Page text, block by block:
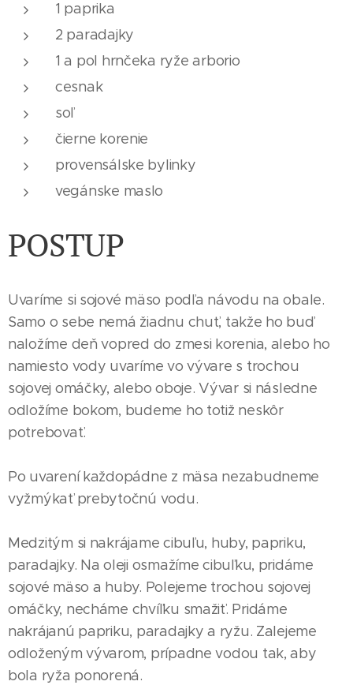
1 paprika
2 paradajky
1 a pol hrnčeka ryže arborio
cesnak
soľ
čierne korenie
provensálske bylinky
vegánske maslo
POSTUP
Uvaríme si sojové mäso podľa návodu na obale.
Samo o sebe nemá žiadnu chuť, takže ho buď
naložíme deň vopred do zmesi korenia, alebo ho
namiesto vody uvaríme vo vývare s trochou
sojovej omáčky, alebo oboje. Vývar si následne
odložíme bokom, budeme ho totiž neskôr
potrebovať.
Po uvarení každopádne z mäsa nezabudneme
vyžmýkať prebytočnú vodu.
Medzitým si nakrájame cibuľu, huby, papriku,
paradajky. Na oleji osmažíme cibuľku, pridáme
sojové mäso a huby. Polejeme trochou sojovej
omáčky, necháme chvíľku smažiť. Pridáme
nakrájanú papriku, paradajky a ryžu. Zalejeme
odloženým vývarom, prípadne vodou tak, aby
bola ryža ponorená.